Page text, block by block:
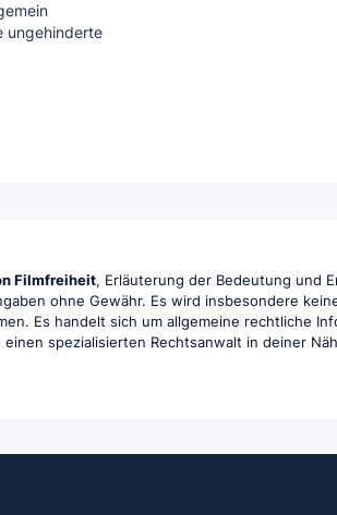
ungehinderte
Filmfreiheit, Erläuterung der Bedeutung und
ohne Gewähr. Es wird insbesondere
Es handelt sich um allgemeine rechtliche
spezialisierten Rechtsanwalt in deiner